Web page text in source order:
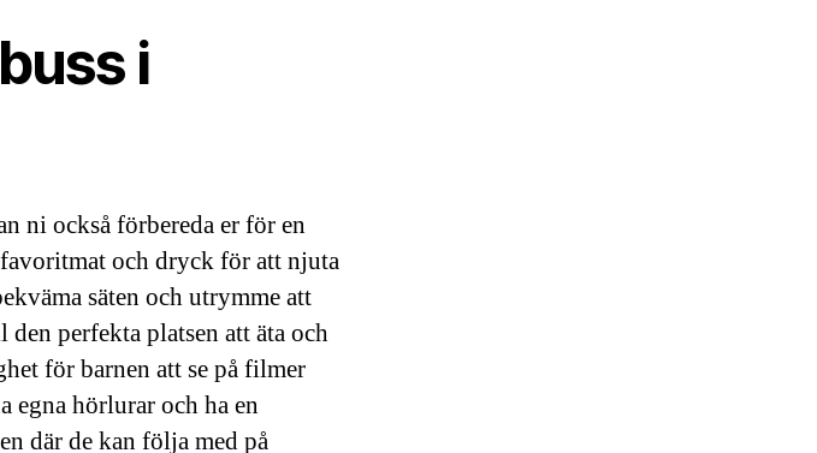
i
ni också förbereda er för en
och dryck för att njuta
säten och utrymme att
perfekta platsen att äta och
för barnen att se på filmer
egna hörlurar och ha en
där de kan följa med på